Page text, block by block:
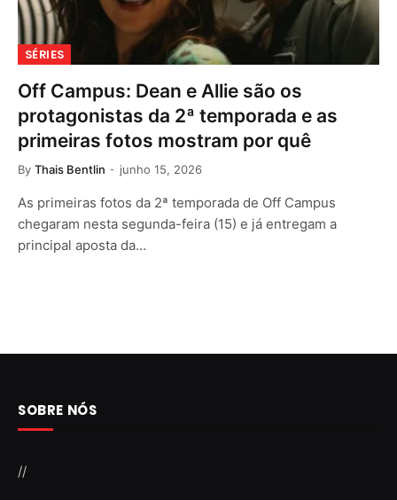
SÉRIES
Off Campus: Dean e Allie são os
protagonistas da 2ª temporada e as
primeiras fotos mostram por quê
By Thais Bentlin junho 15, 2026
As primeiras fotos da 2ª temporada de Off Campus
chegaram nesta segunda-feira (15) e já entregam a
principal aposta da…
SOBRE NÓS
//